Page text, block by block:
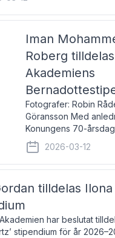
mångårigt för
Iman
Roberg
Akademiens
Fotografer: Robin
Göransson Med
Konungens 70-
fem av de kungliga
kallade
syfte att genom
2026-03-12
tilldelas Ilona
har beslutat
stipendium för år